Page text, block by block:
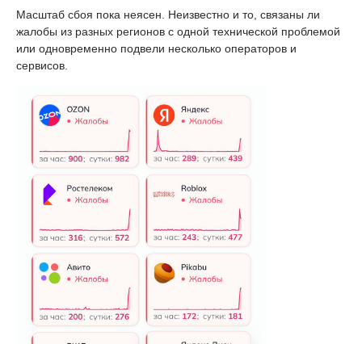
Масштаб сбоя пока неясен. Неизвестно и то, связаны ли
жалобы из разных регионов с одной технической проблемой
или одновременно подвели несколько операторов и
сервисов.